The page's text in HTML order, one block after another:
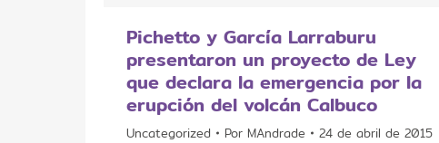
Pichetto y García Larraburu
presentaron un proyecto de Ley
que declara la emergencia por la
erupción del volcán Calbuco
Uncategorized Por MAndrade 24 de abril de 2015